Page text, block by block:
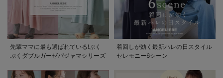
先輩ママに最も選ばれている!ぷく
ぷくダブルガーゼパジャマシリーズ
着回しが効く最新ハレの日スタイル
セレモニー6シーン